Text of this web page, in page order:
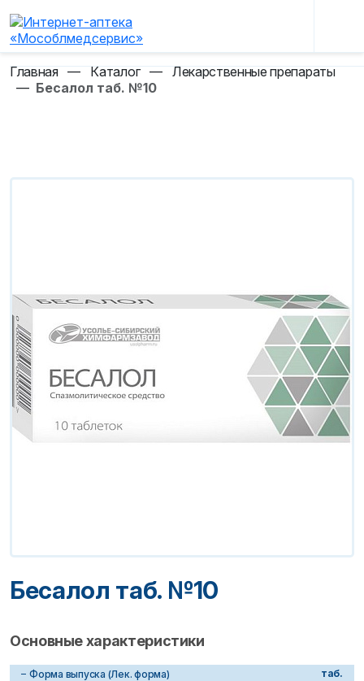
Главная — Каталог — Лекарственные препараты
— Бесалол таб. №10
Бесалол таб. №10
Основные характеристики
Форма выпуска (Лек. форма)
таб.